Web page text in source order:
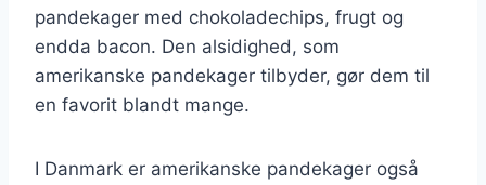
pandekager med chokoladechips, frugt og
endda bacon. Den alsidighed, som
amerikanske pandekager tilbyder, gør dem til
en favorit blandt mange.
I Danmark er amerikanske pandekager også